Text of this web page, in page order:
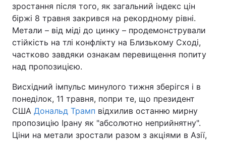
зростання після того, як загальний індекс цін
біржі 8 травня закрився на рекордному рівні.
Метали – від міді до цинку – продемонстрували
стійкість на тлі конфлікту на Близькому Сході,
частково завдяки ознакам перевищення попиту
над пропозицією.
Висхідний імпульс минулого тижня зберігся і в
понеділок, 11 травня, попри те, що президент
США Дональд Трамп відхилив останню мирну
пропозицію Ірану як "абсолютно неприйнятну".
Ціни на метали зростали разом з акціями в Азії,